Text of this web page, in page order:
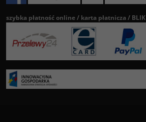
szybka płatność online / karta płatnicza / BLIK